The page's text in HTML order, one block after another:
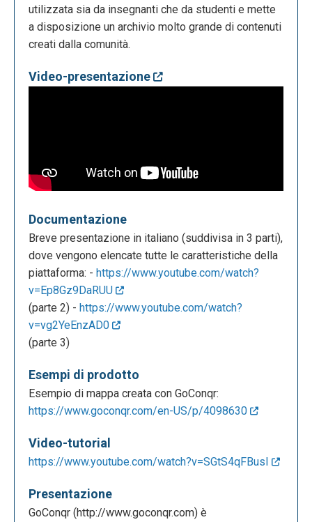
utilizzata sia da insegnanti che da studenti e mette
a disposizione un archivio molto grande di contenuti
creati dalla comunità.
Video-presentazione
Documentazione
Breve presentazione in italiano (suddivisa in 3 parti),
dove vengono elencate tutte le caratteristiche della
piattaforma: - https://www.youtube.com/watch?
v=Ep8Gz9DaRUU
(parte 2) - https://www.youtube.com/watch?
v=vg2YeEnzAD0
(parte 3)
Esempi di prodotto
Esempio di mappa creata con GoConqr:
https://www.goconqr.com/en-US/p/4098630
Video-tutorial
https://www.youtube.com/watch?v=SGtS4qFBusI
Presentazione
GoConqr (http://www.goconqr.com) è